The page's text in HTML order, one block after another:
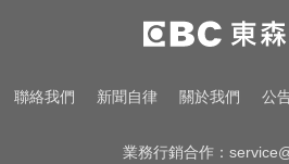
「白海豚」可放颱風假
料敵從寬、禦敵從嚴
愛玩車／北極星新車
聯絡我們 新聞自律 關於我們 公
業務行銷合作：